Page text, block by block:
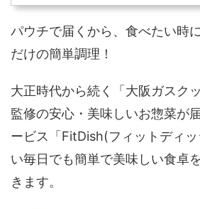
パウチで届くから、食べたい時
だけの簡単調理！
大正時代から続く「大阪ガスク
監修の安心・美味しいお惣菜が
ービス「FitDish(フィットディ
い毎日でも簡単で美味しい食卓
きます。